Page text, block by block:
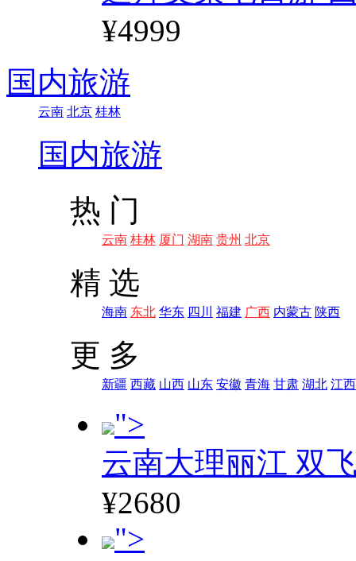
¥4999
国内旅游
云南 北京 桂林
国内旅游
热 门
云南 桂林 厦门 湖南 贵州 北京
精 选
海南 东北 华东 四川 福建 广西 内蒙古 陕西
更 多
新疆 西藏 山西 山东 安徽 青海 甘肃 湖北 江西
">
云南大理丽江 双
¥2680
">